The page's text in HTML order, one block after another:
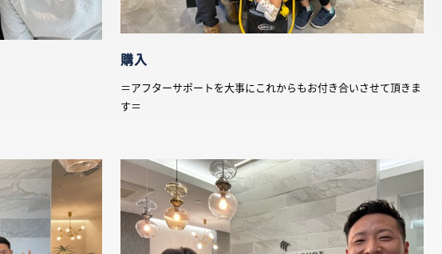
購入
＝アフターサポートを大事にこれからもお付き合いさせて頂きま
す＝